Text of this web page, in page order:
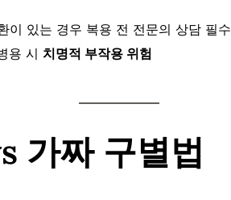
이 있는 경우 복용 전 전문의 상담 필수
용 시 치명적 부작용 위험
가짜 구별법